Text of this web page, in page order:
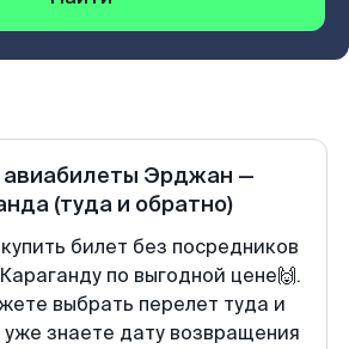
Эрджан —
(туда и обратно)
билет без посредников
по выгодной цене🙌.
выбрать перелет туда и
уже знаете дату возвращения